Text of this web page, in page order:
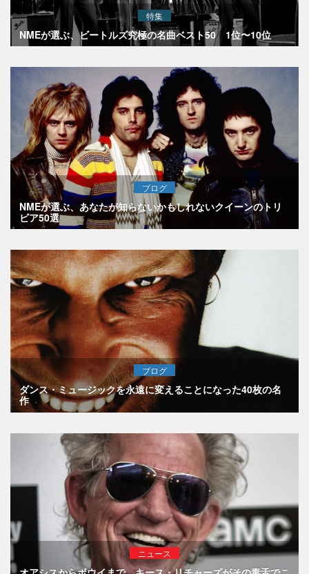
特集
NMEが選ぶ、ビートルズ究極の名曲ベスト50 1位〜10位
ブログ
NMEが選ぶ、あなたが知らないかもしれないクイーンのトリ
ビア50選
ブログ
ダンス・ミュージックを永遠に変えることになった40枚の名
作
ニュース